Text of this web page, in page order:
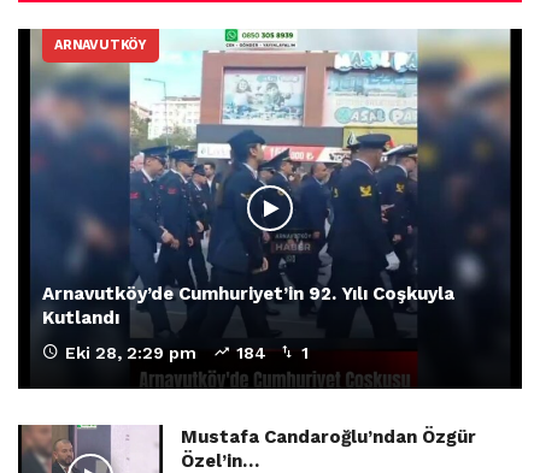
ARNAVUTKÖY
Arnavutköy’de Cumhuriyet’in 92. Yılı Coşkuyla
Kutlandı
Eki 28, 2:29 pm 184 1
Mustafa Candaroğlu’ndan Özgür
Özel’in…